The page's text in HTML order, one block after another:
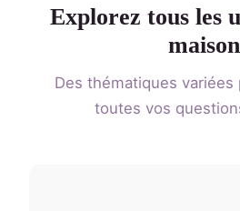
Explorez tous les
maison
Des thématiques variées
toutes vos